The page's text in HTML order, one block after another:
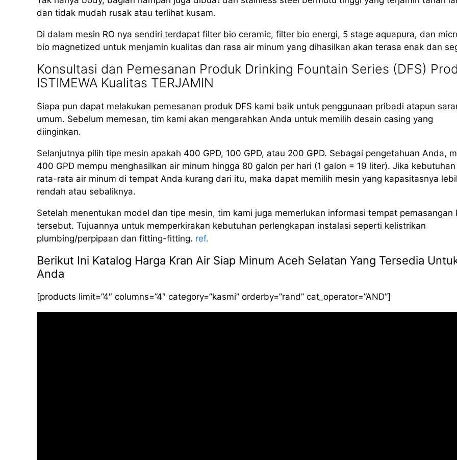
dan tidak mudah rusak atau terlihat kusam.
Di dalam mesin RO nya sendiri terdapat filter bio ceramic, filter bio energi, 5 stage aquapura, dan
bio magnetized untuk menjamin kualitas dan rasa air minum yang dihasilkan akan terasa enak dan
Konsultasi dan Pemesanan Produk Drinking Fountain Series (DFS)
ISTIMEWA Kualitas TERJAMIN
Siapa pun dapat melakukan pemesanan produk DFS kami baik untuk penggunaan pribadi atapun
umum. Sebelum memesan, tim kami akan mengarahkan Anda untuk memilih desain casing yang
diinginkan.
Selanjutnya pilih tipe mesin apakah 400 GPD, 100 GPD, atau 200 GPD. Sebagai pengetahuan Anda,
400 GPD mempu menghasilkan air minum hingga 80 galon per hari (1 galon = 19 liter). Jika kebutuhan
rata-rata air minum di tempat Anda kurang dari itu, maka dapat memilih mesin yang kapasitasnya
rendah atau sebaliknya.
Setelah menentukan model dan tipe mesin, tim kami juga memerlukan informasi tempat pemasangan
tersebut. Tujuannya untuk memperkirakan kebutuhan perlengkapan instalasi seperti kelistrikan
plumbing/perpipaan dan fitting-fitting. ref.
Berikut Ini Katalog Harga Kran Air Siap Minum Aceh Selatan Yang Tersedia
Anda
[products limit=”4″ columns=”4″ category=”kasmi” orderby=”rand” cat_operator=”AND”]